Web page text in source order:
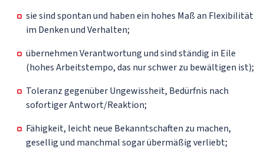
sie sind spontan und haben ein hohes Maß an Flexibilität
im Denken und Verhalten;
übernehmen Verantwortung und sind ständig in Eile
(hohes Arbeitstempo, das nur schwer zu bewältigen ist);
Toleranz gegenüber Ungewissheit, Bedürfnis nach
sofortiger Antwort/Reaktion;
Fähigkeit, leicht neue Bekanntschaften zu machen,
gesellig und manchmal sogar übermäßig verliebt;